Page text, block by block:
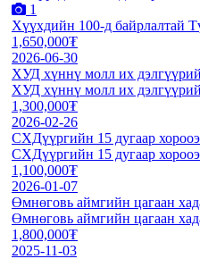
1
Хүүхдийн 100-д байрлалтай
1,650,000₮
2026-06-30
ХУД хүннү молл их
ХУД хүннү молл их
1,300,000₮
2026-02-26
СХДүүргийн 15 дугаар
СХДүүргийн 15 дугаар
1,100,000₮
2026-01-07
Өмнөговь аймгийн цагаан
Өмнөговь аймгийн цагаан
1,800,000₮
2025-11-03